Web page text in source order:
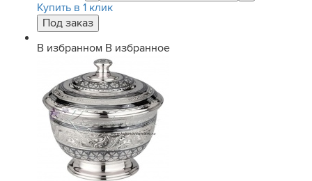
Купить в 1 клик
В избранном В избранное